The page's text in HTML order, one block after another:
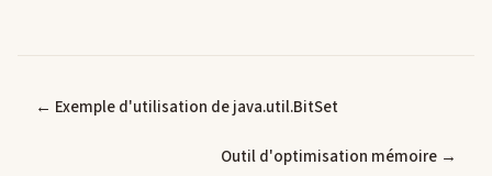
← Exemple d'utilisation de java.util.BitSet
Outil d'optimisation mémoire →